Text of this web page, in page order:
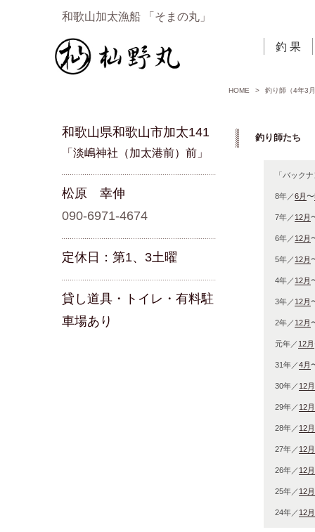
和歌山加太漁船 「そまの丸」
釣 果
HOME > 釣り師（4年3
釣り師たち
「バック
8年／6月 〜
7年／ 12月
6年／ 12月
5年／ 12月
4年／ 12月
3年／ 12月
2年／ 12月
元年／ 12月
31年／4月
30年／ 12月
29年／ 12月
28年／ 12月
27年／ 12月
26年／ 12月
25年／ 12月
24年／ 12月
和歌山県和歌山市加太141
「淡嶋神社（加太港前）前」
松原 幸伸
090-6971-4674
定休日：第1、3土曜
貸し道具・トイレ・有料駐
車場あり